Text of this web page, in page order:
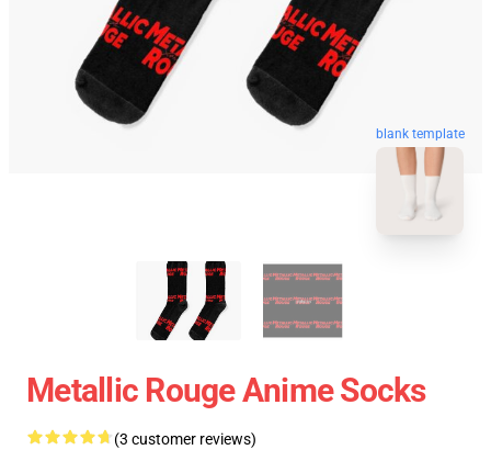
blank template
Metallic Rouge Anime Socks
(3 customer reviews)